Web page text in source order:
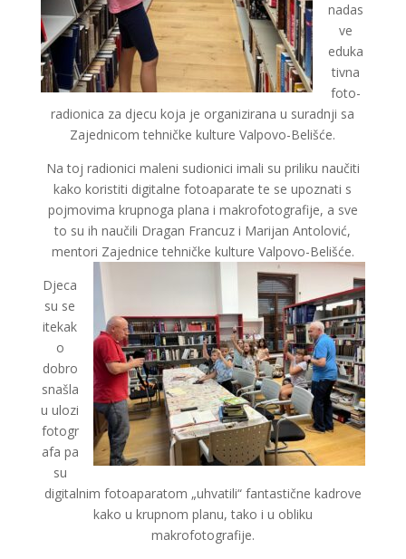
nadas
ve
eduka
tivna
foto-
radionica za djecu koja je organizirana u suradnji sa
Zajednicom tehničke kulture Valpovo-Belišće.
Na toj radionici maleni sudionici imali su priliku naučiti
kako koristiti digitalne fotoaparate te se upoznati s
pojmovima krupnoga plana i makrofotografije, a sve
to su ih naučili Dragan Francuz i Marijan Antolović,
mentori Zajednice tehničke kulture Valpovo-Belišće.
Djeca
su se
itekak
o
dobro
snašla
u ulozi
fotogr
afa pa
su
digitalnim fotoaparatom „uhvatili“ fantastične kadrove
kako u krupnom planu, tako i u obliku
makrofotografije.